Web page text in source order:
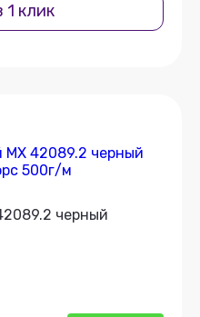
1 клик
черный